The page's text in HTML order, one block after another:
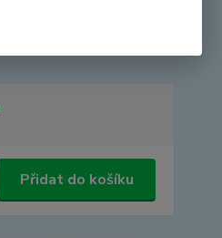
Přidat do košíku